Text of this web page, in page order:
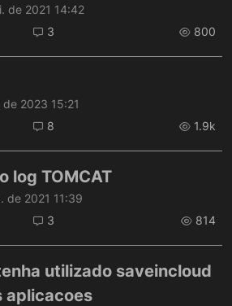
de 2021 14:42
3 800
de 2023 15:21
8 1.9k
log TOMCAT
de 2021 11:39
3 814
utilizado saveincloud
aplicacoes